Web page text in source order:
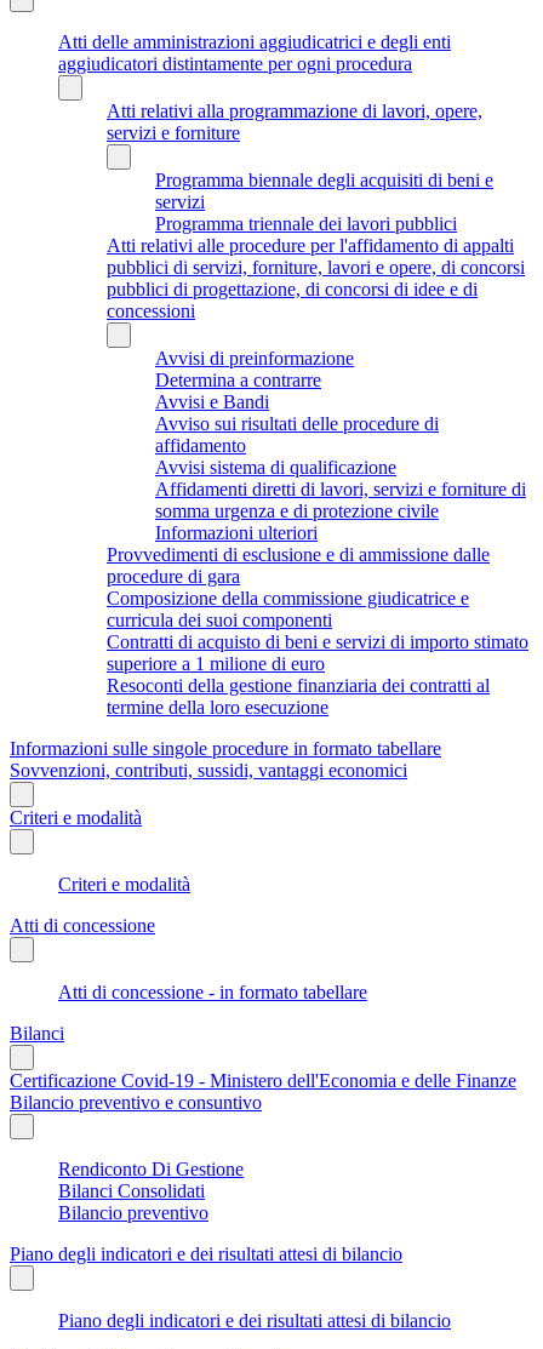
Atti delle amministrazioni aggiudicatrici e degli enti
aggiudicatori distintamente per ogni procedura
Atti relativi alla programmazione di lavori, opere,
servizi e forniture
Programma biennale degli acquisiti di beni e
servizi
Programma triennale dei lavori pubblici
Atti relativi alle procedure per l'affidamento di appalti
pubblici di servizi, forniture, lavori e opere, di concorsi
pubblici di progettazione, di concorsi di idee e di
concessioni
Avvisi di preinformazione
Determina a contrarre
Avvisi e Bandi
Avviso sui risultati delle procedure di
affidamento
Avvisi sistema di qualificazione
Affidamenti diretti di lavori, servizi e forniture di
somma urgenza e di protezione civile
Informazioni ulteriori
Provvedimenti di esclusione e di ammissione dalle
procedure di gara
Composizione della commissione giudicatrice e
curricula dei suoi componenti
Contratti di acquisto di beni e servizi di importo stimato
superiore a 1 milione di euro
Resoconti della gestione finanziaria dei contratti al
termine della loro esecuzione
Informazioni sulle singole procedure in formato tabellare
Sovvenzioni, contributi, sussidi, vantaggi economici
Criteri e modalità
Criteri e modalità
Atti di concessione
Atti di concessione - in formato tabellare
Bilanci
Certificazione Covid-19 - Ministero dell'Economia e delle Finanze
Bilancio preventivo e consuntivo
Rendiconto Di Gestione
Bilanci Consolidati
Bilancio preventivo
Piano degli indicatori e dei risultati attesi di bilancio
Piano degli indicatori e dei risultati attesi di bilancio